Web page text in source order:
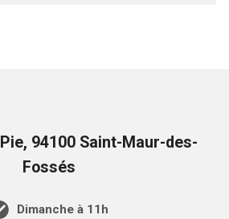
94100 Saint-Maur-des-
Fossés
Dimanche à 11h